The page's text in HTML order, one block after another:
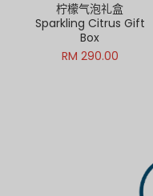
柠檬气泡礼盒
Sparkling Citrus Gift
Box
RM 290.00